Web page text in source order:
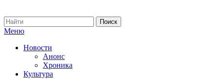
Меню
Новости
Анонс
Хроника
Культура